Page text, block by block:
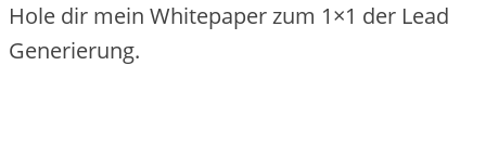
Hole dir mein Whitepaper zum 1×1 der Lead
Generierung.